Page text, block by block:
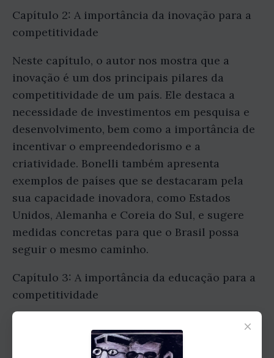
Capítulo 2: A importância da inovação para a
competitividade
Neste capítulo, o autor nos mostra que a
inovação é um dos principais pilares da
competitividade de um país. Ele destaca a
necessidade de investimentos em pesquisa e
desenvolvimento, bem como a importância de
incentivar o empreendedorismo e a
criatividade. Bonelli também apresenta
exemplos de países que se destacaram pela
sua capacidade inovadora, como Estados
Unidos, Alemanha e Coreia do Sul, e sugere
medidas concretas para que o Brasil possa
seguir o mesmo caminho.
Capítulo 3: A importância da educação para a
competitividade
urgência de melhorar a qualidade da
×